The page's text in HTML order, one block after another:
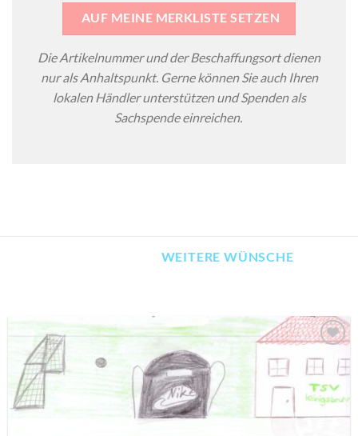
AUF MEINE MERKLISTE SETZEN
Die Artikelnummer und der Beschaffungsort dienen
nur als Anhaltspunkt. Gerne können Sie auch Ihren
lokalen Händler unterstützen und Spenden als
Sachspende einreichen.
WEITERE WÜNSCHE
AUF MEINE
MERKLISTE
SETZEN